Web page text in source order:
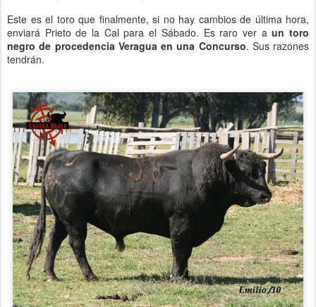
Este es el toro que finalmente, si no hay cambios de última hora,
enviará Prieto de la Cal para el Sábado. Es raro ver aun toro
negro de procedencia Veragua en una Concurso. Sus razones
tendrán.